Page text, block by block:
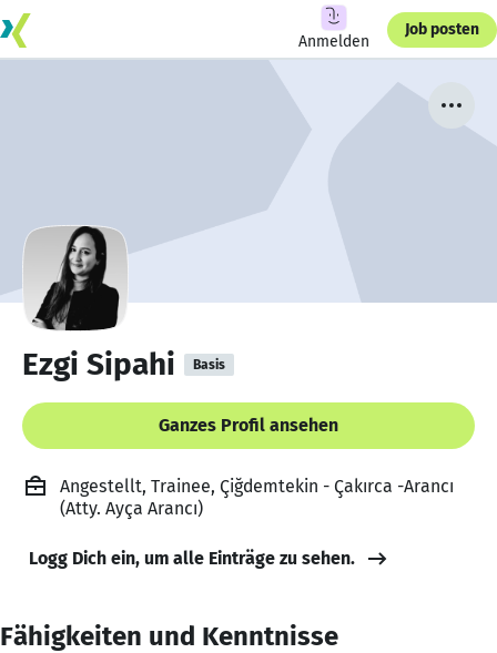
Anmelden
Job posten
Ezgi Sipahi Basis
Ganzes Profil ansehen
Angestellt, Trainee, Çiğdemtekin - Çakırca -Arancı
(Atty. Ayça Arancı)
Logg Dich ein, um alle Einträge zu sehen.
Fähigkeiten und Kenntnisse